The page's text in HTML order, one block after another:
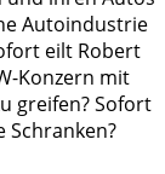
Autoindustrie
eilt Robert
Konzern mit
greifen? Sofort
Schranken?